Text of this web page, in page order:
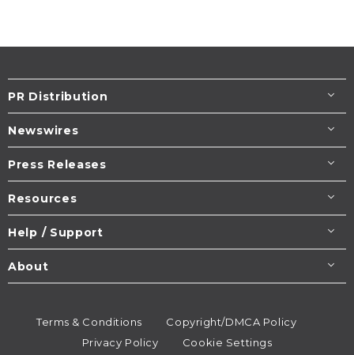
PR Distribution
Newswires
Press Releases
Resources
Help / Support
About
Terms & Conditions
Copyright/DMCA Policy
Privacy Policy
Cookie Settings